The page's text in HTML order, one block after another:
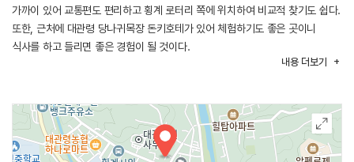
가까이 있어 교통편도 편리하고 횡계 로터리 쪽에 위치하여 비교적 찾기도 쉽다.
또한, 근처에 대관령 당나귀목장 돈키호테가 있어 체험하기도 좋은 곳이니
식사를 하고 들리면 좋은 경험이 될 것이다.
내용 더보기